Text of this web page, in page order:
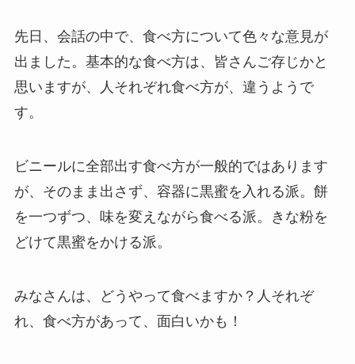
先日、会話の中で、食べ方について色々な意見が
出ました。基本的な食べ方は、皆さんご存じかと
思いますが、人それぞれ食べ方が、違うようで
す。
ビニールに全部出す食べ方が一般的ではあります
が、そのまま出さず、容器に黒蜜を入れる派。餅
を一つずつ、味を変えながら食べる派。きな粉を
どけて黒蜜をかける派。
みなさんは、どうやって食べますか？人それぞ
れ、食べ方があって、面白いかも！